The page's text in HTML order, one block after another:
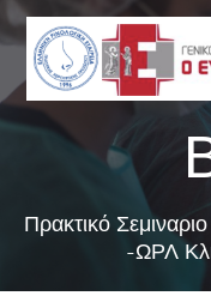
Πρακτικό
-ΩΡΛ